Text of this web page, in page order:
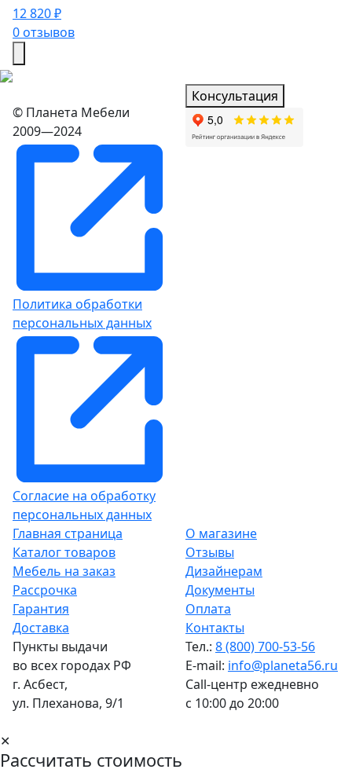
12 820 ₽
0 отзывов
© Планета Мебели
2009—2024
Политика обработки
персональных данных
Согласие на обработку
персональных данных
Главная страница
Каталог товаров
Мебель на заказ
Рассрочка
Гарантия
О магазине
Отзывы
Дизайнерам
Документы
Оплата
Доставка
Пункты выдачи
во всех городах РФ
г. Асбест,
ул. Плеханова, 9/1
Контакты
Тел.: 8 (800) 700-53-56
E-mail: info@planeta56.ru
Call-центр ежедневно
с 10:00 до 20:00
Консультация
✕
Рассчитать стоимость